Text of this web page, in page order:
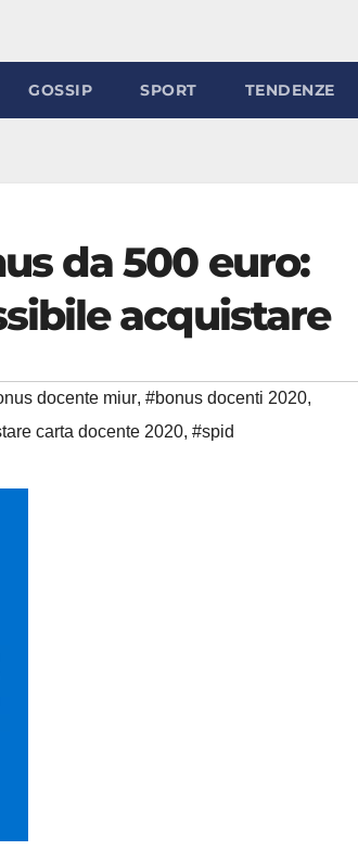
GOSSIP SPORT TENDENZE
da 500 euro:
acquistare
docente miur, #bonus docenti 2020,
carta docente 2020, #spid